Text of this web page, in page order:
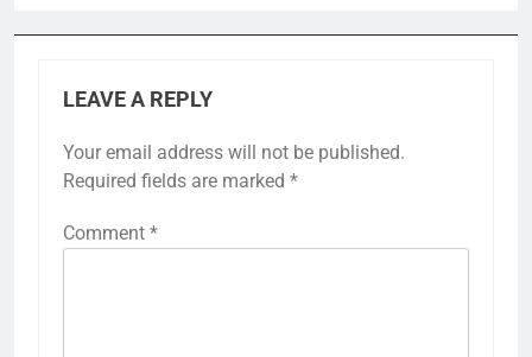
LEAVE A REPLY
Your email address will not be published.
Required fields are marked *
Comment *